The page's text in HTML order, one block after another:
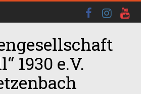
1930 e.V.